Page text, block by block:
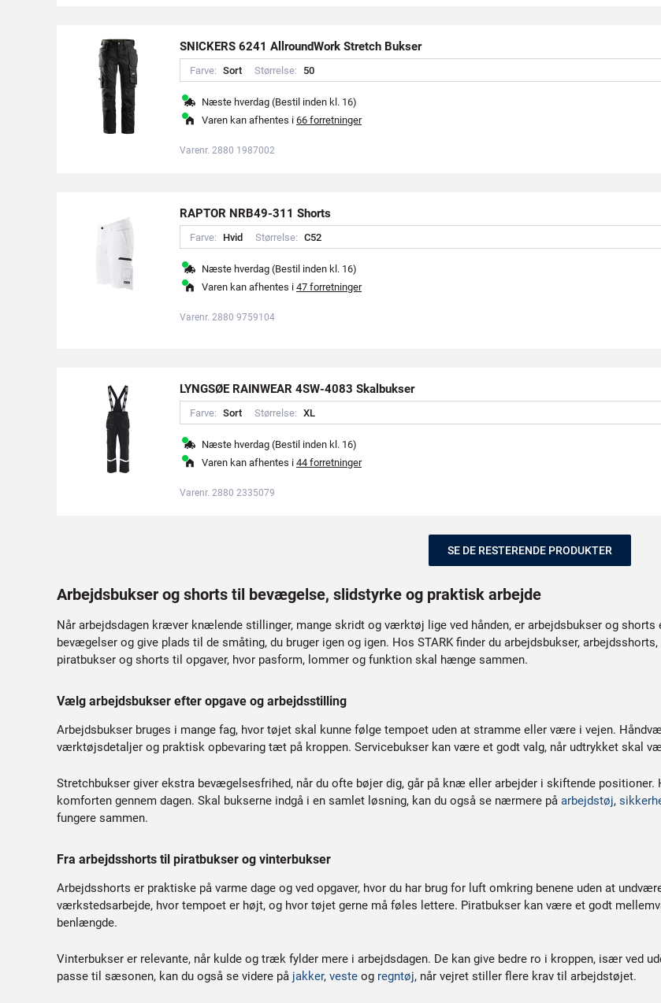
SNICKERS 6241 AllroundWork Stretch Bukser
Farve: Sort Størrelse: 50
Næste hverdag (Bestil inden kl. 16)
Varen kan afhentes i 66 forretninger
Varenr. 2880 1987002
RAPTOR NRB49-311 Shorts
Farve:
Hvid Størrelse: C52
Næste hverdag (Bestil inden kl. 16)
Varen kan afhentes i 47 forretninger
Varenr. 2880 9759104
LYNGSØE RAINWEAR 4SW-4083 Skalbukser
Farve: Sort Størrelse: XL
Næste hverdag (Bestil inden kl. 16)
Varen kan afhentes i 44 forretninger
Varenr. 2880 2335079
SE DE RESTERENDE PRODUKTER
Arbejdsbukser og shorts til bevægelse, slidstyrke og praktisk arbejde
Når arbejdsdagen kræver knælende stillinger, mange skridt og værktøj lige ved hånden, er arbejdsbukser og
bevægelser og give plads til de småting, du bruger igen og igen. Hos STARK finder du arbejdsbukser,
piratbukser og shorts til opgaver, hvor pasform, lommer og funktion skal hænge sammen.
Vælg arbejdsbukser efter opgave og arbejdsstilling
Arbejdsbukser bruges i mange fag, hvor tøjet skal kunne følge tempoet uden at stramme eller være i vejen.
værktøjsdetaljer og praktisk opbevaring tæt på kroppen. Servicebukser kan være et godt valg, når udtrykket skal
Stretchbukser giver ekstra bevægelsesfrihed, når du ofte bøjer dig, går på knæ eller arbejder i skiftende
komforten gennem dagen. Skal bukserne indgå i en samlet løsning, kan du også se nærmere på arbejdstøj,
fungere sammen.
Fra arbejdsshorts til piratbukser og vinterbukser
Arbejdsshorts er praktiske på varme dage og ved opgaver, hvor du har brug for luft omkring benene uden at
værkstedsarbejde, hvor tempoet er højt, og hvor tøjet gerne må føles lettere. Piratbukser kan være et godt
benlængde.
Vinterbukser er relevante, når kulde og træk fylder mere i arbejdsdagen. De kan give bedre ro i kroppen, især ved
passe til sæsonen, kan du også se videre på jakker, veste og regntøj, når vejret stiller flere krav til arbejdstøjet.